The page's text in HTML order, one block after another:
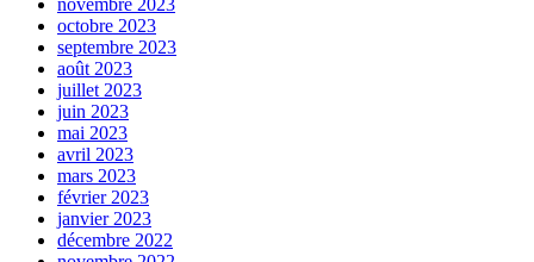
octobre 2023
septembre 2023
août 2023
juillet 2023
juin 2023
mai 2023
avril 2023
mars 2023
février 2023
janvier 2023
décembre 2022